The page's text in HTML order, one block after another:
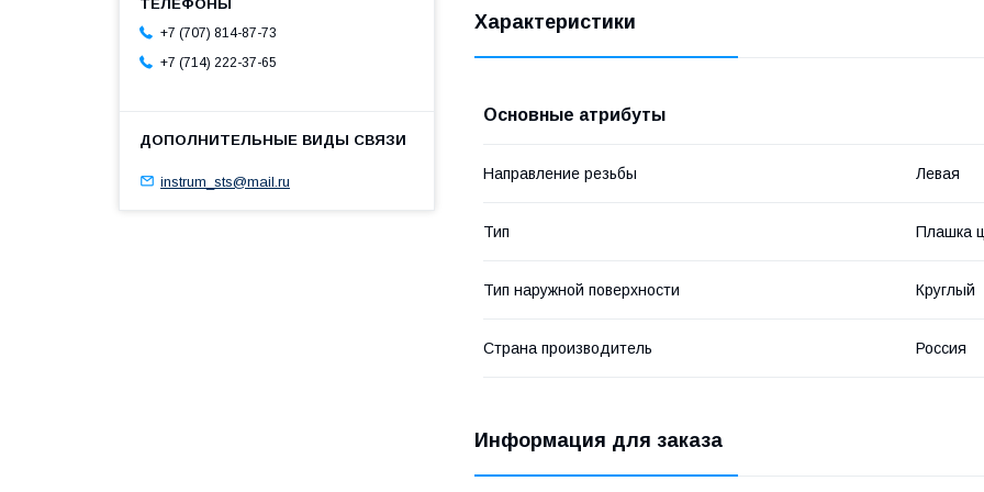
Характеристики
Основные атрибуты
Направление резьбы Левая
Тип Плашка
Тип наружной поверхности Круглый
Страна производитель Россия
Информация для заказа
+7 (707) 814-87-73
+7 (714) 222-37-65
instrum_sts@mail.ru